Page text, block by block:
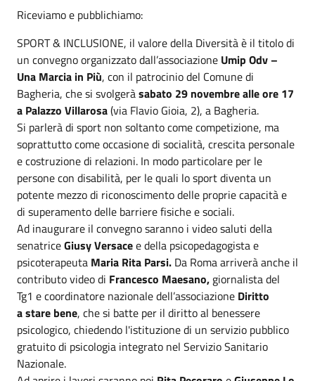
Riceviamo e pubblichiamo:
SPORT & INCLUSIONE, il valore della Diversità è il titolo di
un convegno organizzato dall’associazione Umip Odv –
Una Marcia in Più, con il patrocinio del Comune di
Bagheria, che si svolgeràsabato 29 novembre alle ore 17
a Palazzo Villarosa(via Flavio Gioia, 2), a Bagheria.
Si parlerà di sport non soltanto come competizione, ma
soprattutto come occasione di socialità, crescita personale
e costruzione di relazioni. In modo particolare per le
persone con disabilità, per le quali lo sport diventa un
potente mezzo di riconoscimento delle proprie capacità e
di superamento delle barriere fisiche e sociali.
Ad inaugurare il convegno saranno i video saluti della
senatriceGiusy Versacee della psicopedagogista e
psicoterapeuta Maria Rita Parsi. Da Roma arriverà anche il
contributo video di Francesco Maesano, giornalista del
Tg1 e coordinatore nazionale dell’associazione Diritto
a stare bene, che si batte per il diritto al benessere
psicologico, chiedendo l'istituzione di un servizio pubblico
gratuito di psicologia integrato nel Servizio Sanitario
Nazionale.